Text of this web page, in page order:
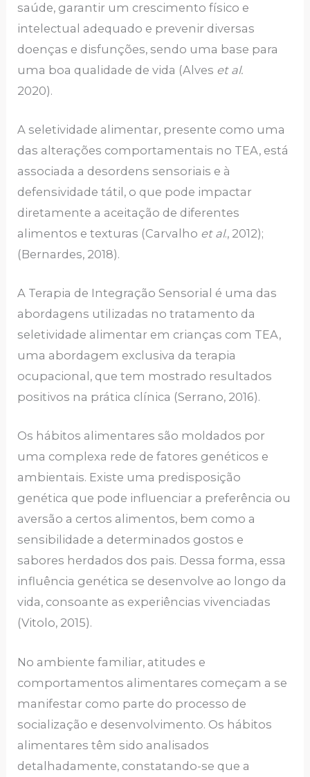
saúde, garantir um crescimento físico e
intelectual adequado e prevenir diversas
doenças e disfunções, sendo uma base para
uma boa qualidade de vida (Alves et al.
2020).
A seletividade alimentar, presente como uma
das alterações comportamentais no TEA, está
associada a desordens sensoriais e à
defensividade tátil, o que pode impactar
diretamente a aceitação de diferentes
alimentos e texturas (Carvalho et al., 2012);
(Bernardes, 2018).
A Terapia de Integração Sensorial é uma das
abordagens utilizadas no tratamento da
seletividade alimentar em crianças com TEA,
uma abordagem exclusiva da terapia
ocupacional, que tem mostrado resultados
positivos na prática clínica (Serrano, 2016).
Os hábitos alimentares são moldados por
uma complexa rede de fatores genéticos e
ambientais. Existe uma predisposição
genética que pode influenciar a preferência ou
aversão a certos alimentos, bem como a
sensibilidade a determinados gostos e
sabores herdados dos pais. Dessa forma, essa
influência genética se desenvolve ao longo da
vida, consoante as experiências vivenciadas
(Vitolo, 2015).
No ambiente familiar, atitudes e
comportamentos alimentares começam a se
manifestar como parte do processo de
socialização e desenvolvimento. Os hábitos
alimentares têm sido analisados
detalhadamente, constatando-se que a